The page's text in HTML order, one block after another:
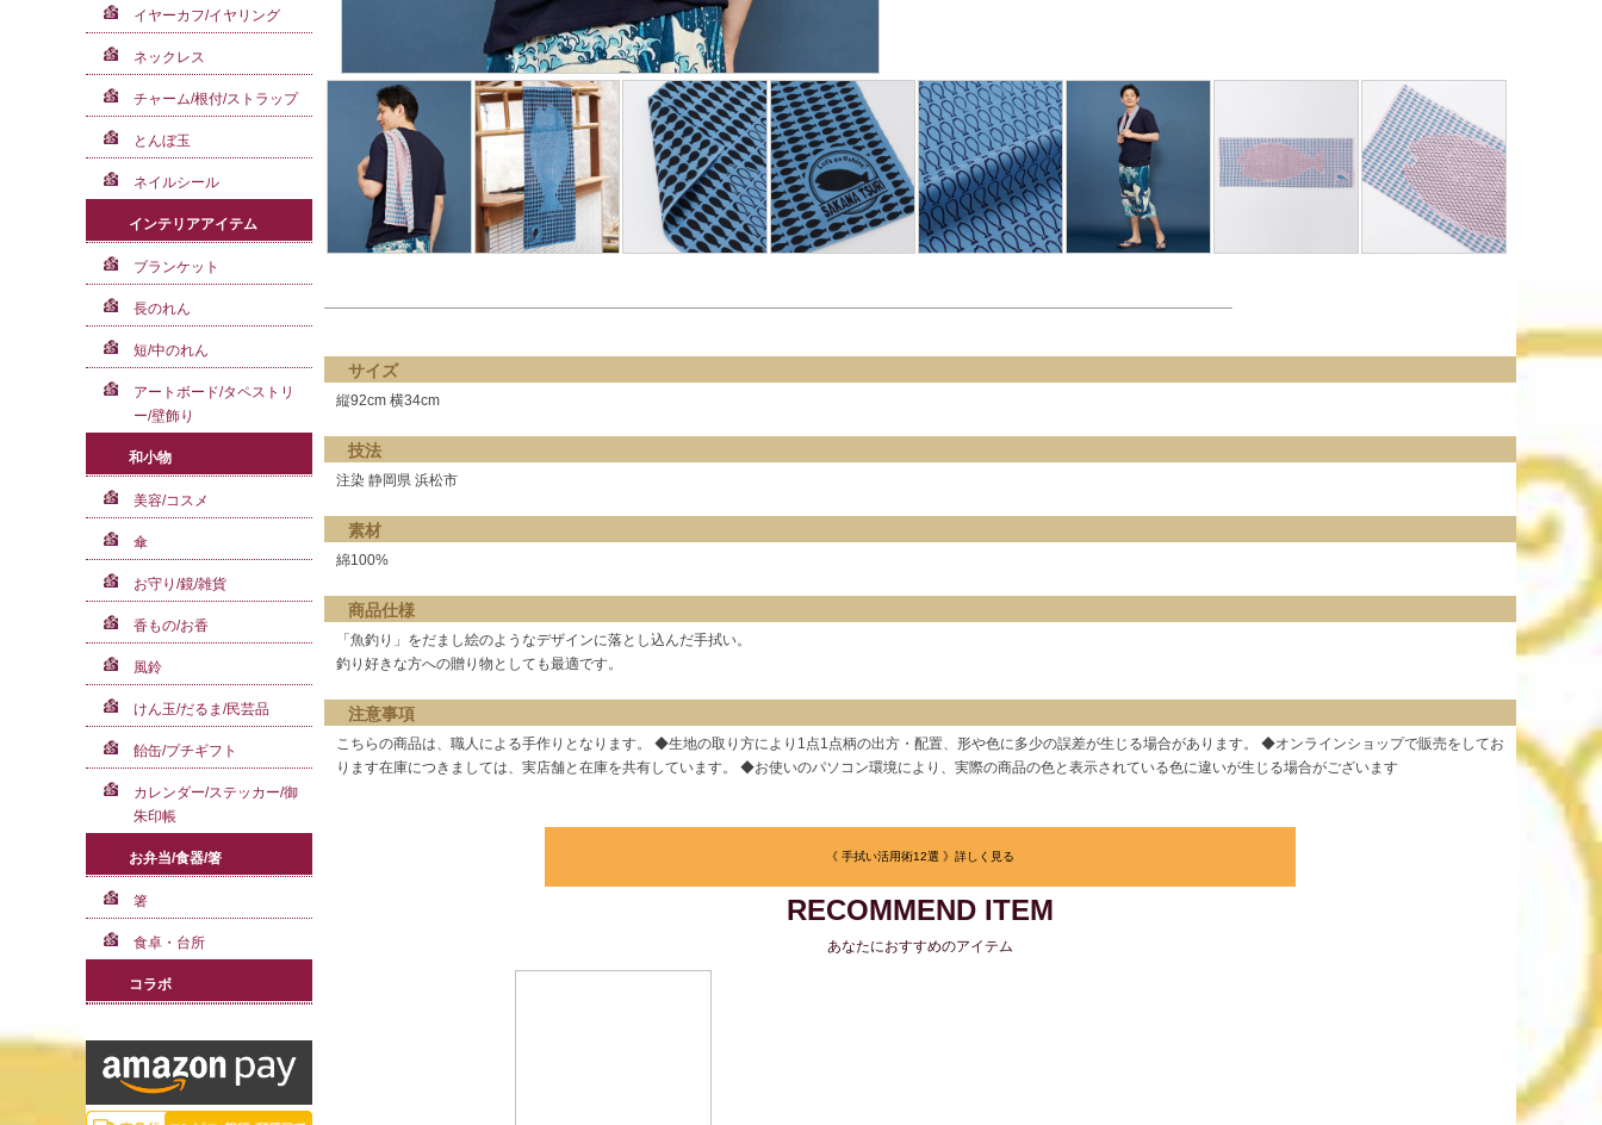
サイズ
縦92cm 横34cm
技法
注染 静岡県 浜松市
素材
綿100%
商品仕様
「魚釣り」をだまし絵のようなデザインに落とし込んだ手拭い。
釣り好きな方への贈り物としても最適です。
注意事項
こちらの商品は、職人による手作りとなります。 ◆生地の取り方により1点1点柄の出方・配置、形や色に多少の誤差が生じる場合があります。 ◆オンラインショップで販売をしてお
ります在庫につきましては、実店舗と在庫を共有しています。 ◆お使いのパソコン環境により、実際の商品の色と表示されている色に違いが生じる場合がございます
《 手拭い活用術12選 》詳しく見る
RECOMMEND ITEM
あなたにおすすめのアイテム
イヤーカフ/イヤリング
ネックレス
チャーム/根付/ストラップ
とんぼ玉
ネイルシール
インテリアアイテム
ブランケット
長のれん
短/中のれん
アートボード/タペストリ
ー/壁飾り
和小物
美容/コスメ
傘
お守り/鏡/雑貨
香もの/お香
風鈴
けん玉/だるま/民芸品
飴缶/プチギフト
カレンダー/ステッカー/御
朱印帳
お弁当/食器/箸
箸
食卓・台所
コラボ